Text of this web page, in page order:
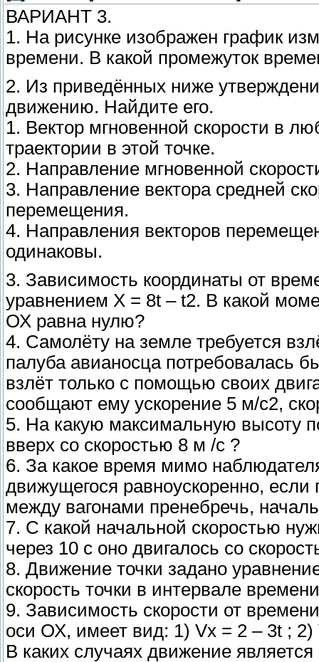
ВАРИАНТ 3.
1. На рисунке изображен график
времени. В какой промежуток
2. Из приведённых ниже
движению. Найдите его.
1. Вектор мгновенной скорости в
траектории в этой точке.
2. Направление мгновенной
3. Направление вектора средней
перемещения.
4. Направления векторов
одинаковы.
3. Зависимость координаты от
уравнением X = 8t – t2. В какой
ОХ равна нулю?
4. Самолёту на земле требуется
палуба авианосца потребовалась
взлёт только с помощью своих
сообщают ему ускорение 5 м/с2,
5. На какую максимальную высоту
вверх со скоростью 8 м /с ?
6. За какое время мимо
движущегося равноускоренно,
между вагонами пренебречь,
7. С какой начальной скоростью
через 10 с оно двигалось со
8. Движение точки задано
скорость точки в интервале
9. Зависимость скорости от
оси ОХ, имеет вид: 1) Vx = 2 – 3t ;
В каких случаях движение